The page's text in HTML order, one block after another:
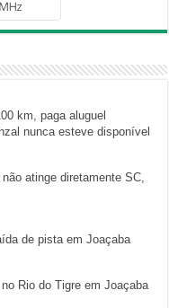
km, paga aluguel
nunca esteve disponível
atinge diretamente SC,
de pista em Joaçaba
Rio do Tigre em Joaçaba